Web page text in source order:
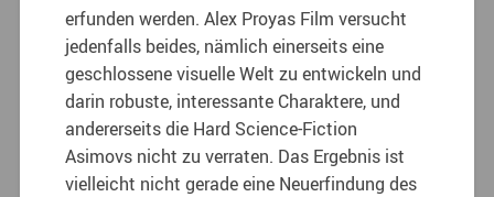
erfunden werden. Alex Proyas Film versucht
jedenfalls beides, nämlich einerseits eine
geschlossene visuelle Welt zu entwickeln und
darin robuste, interessante Charaktere, und
andererseits die Hard Science-Fiction
Asimovs nicht zu verraten. Das Ergebnis ist
vielleicht nicht gerade eine Neuerfindung des